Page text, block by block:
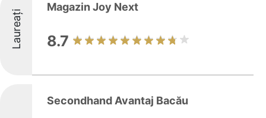
Laureați
Magazin Joy Next
8.7
Secondhand Avantaj Bacău